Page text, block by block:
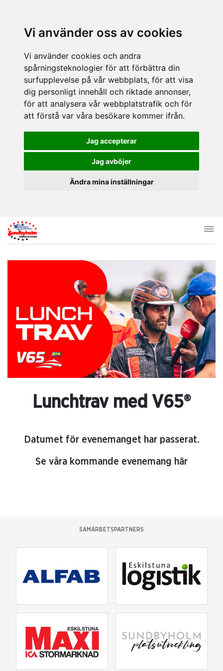
Vi använder oss av cookies
Vi använder cookies och andra
spårningsteknologier för att förbättra din
surfupplevelse på vår webbplats, för att visa
dig personligt innehåll och riktade annonser,
för att analysera vår webbplatstrafik och för
att förstå var våra besökare kommer ifrån.
Jag accepterar
Jag avböjer
Ändra mina inställningar
Lunchtrav med V65®
Datumet för evenemanget har passerat.
Se våra kommande evenemang här
SAMARBETSPARTNERS